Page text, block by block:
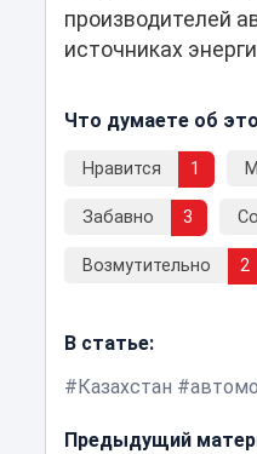
производителей
источниках
Что думаете об
Нравится 1
Забавно 3
Возмутительно 2
В статье:
Казахстан
Предыдущий